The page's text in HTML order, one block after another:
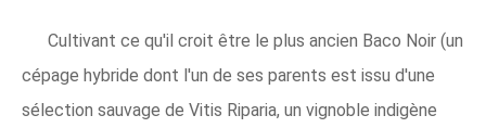
Cultivant ce qu'il croit être le plus ancien Baco Noir (un
cépage hybride dont l'un de ses parents est issu d'une
sélection sauvage de Vitis Riparia, un vignoble indigène